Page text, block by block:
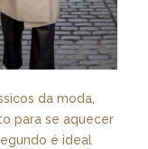
da moda,
para se aquecer
é ideal